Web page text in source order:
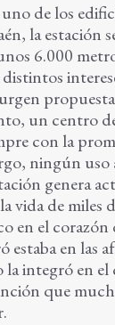
de los
la estación
6.000
un centro
con la
ningún uso
genera
vida de miles
en el corazón
estaba en las
integró en
que